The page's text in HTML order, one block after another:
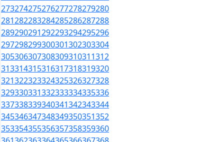
273274275276277278279280
281282283284285286287288
289290291292293294295296
297298299300301302303304
305306307308309310311312
313314315316317318319320
321322323324325326327328
329330331332333334335336
337338339340341342343344
345346347348349350351352
353354355356357358359360